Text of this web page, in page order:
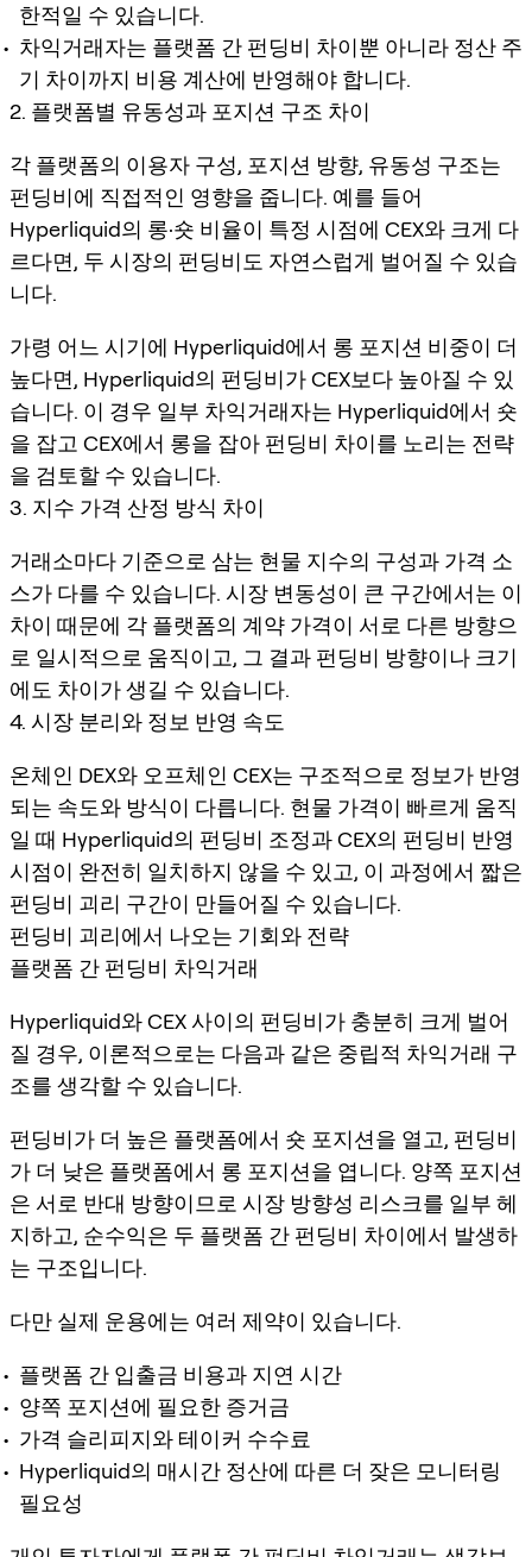
한적일 수 있습니다.
차익거래자는 플랫폼 간 펀딩비 차이뿐 아니라 정산 주
기 차이까지 비용 계산에 반영해야 합니다.
2. 플랫폼별 유동성과 포지션 구조 차이
각 플랫폼의 이용자 구성, 포지션 방향, 유동성 구조는
펀딩비에 직접적인 영향을 줍니다. 예를 들어
Hyperliquid의 롱·숏 비율이 특정 시점에 CEX와 크게 다
르다면, 두 시장의 펀딩비도 자연스럽게 벌어질 수 있습
니다.
가령 어느 시기에 Hyperliquid에서 롱 포지션 비중이 더
높다면, Hyperliquid의 펀딩비가 CEX보다 높아질 수 있
습니다. 이 경우 일부 차익거래자는 Hyperliquid에서 숏
을 잡고 CEX에서 롱을 잡아 펀딩비 차이를 노리는 전략
을 검토할 수 있습니다.
3. 지수 가격 산정 방식 차이
거래소마다 기준으로 삼는 현물 지수의 구성과 가격 소
스가 다를 수 있습니다. 시장 변동성이 큰 구간에서는 이
차이 때문에 각 플랫폼의 계약 가격이 서로 다른 방향으
로 일시적으로 움직이고, 그 결과 펀딩비 방향이나 크기
에도 차이가 생길 수 있습니다.
4. 시장 분리와 정보 반영 속도
온체인 DEX와 오프체인 CEX는 구조적으로 정보가 반영
되는 속도와 방식이 다릅니다. 현물 가격이 빠르게 움직
일 때 Hyperliquid의 펀딩비 조정과 CEX의 펀딩비 반영
시점이 완전히 일치하지 않을 수 있고, 이 과정에서 짧은
펀딩비 괴리 구간이 만들어질 수 있습니다.
펀딩비 괴리에서 나오는 기회와 전략
플랫폼 간 펀딩비 차익거래
Hyperliquid와 CEX 사이의 펀딩비가 충분히 크게 벌어
질 경우, 이론적으로는 다음과 같은 중립적 차익거래 구
조를 생각할 수 있습니다.
펀딩비가 더 높은 플랫폼에서 숏 포지션을 열고, 펀딩비
가 더 낮은 플랫폼에서 롱 포지션을 엽니다. 양쪽 포지션
은 서로 반대 방향이므로 시장 방향성 리스크를 일부 헤
지하고, 순수익은 두 플랫폼 간 펀딩비 차이에서 발생하
는 구조입니다.
다만 실제 운용에는 여러 제약이 있습니다.
플랫폼 간 입출금 비용과 지연 시간
양쪽 포지션에 필요한 증거금
가격 슬리피지와 테이커 수수료
Hyperliquid의 매시간 정산에 따른 더 잦은 모니터링
필요성